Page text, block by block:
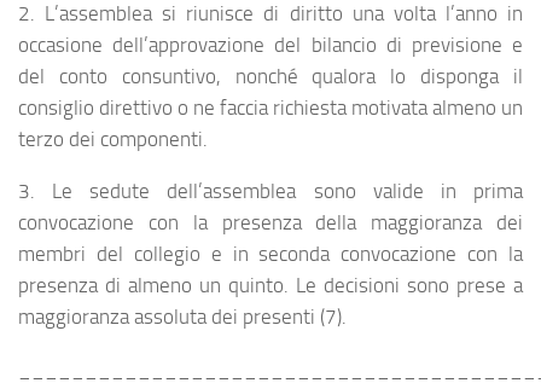
2. L’assemblea si riunisce di diritto una volta l’anno in
occasione dell’approvazione del bilancio di previsione e
del conto consuntivo, nonché qualora lo disponga il
consiglio direttivo o ne faccia richiesta motivata almeno un
terzo dei componenti.
3. Le sedute dell’assemblea sono valide in prima
convocazione con la presenza della maggioranza dei
membri del collegio e in seconda convocazione con la
presenza di almeno un quinto. Le decisioni sono prese a
maggioranza assoluta dei presenti (7).